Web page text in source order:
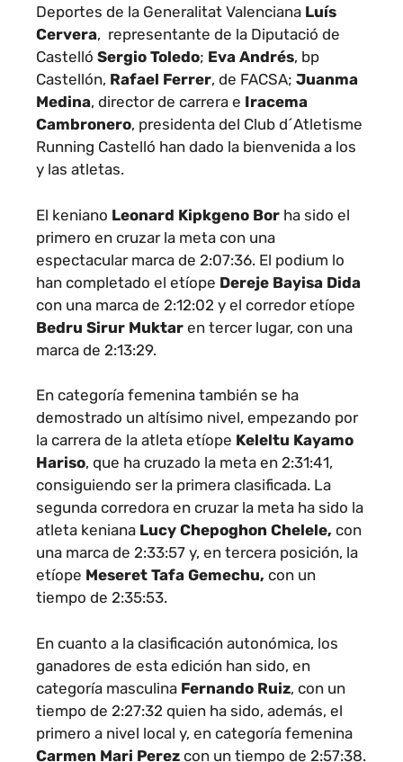
Deportes de la Generalitat Valenciana Luís
Cervera, representante de la Diputació de
Castelló Sergio Toledo; Eva Andrés, bp
Castellón, Rafael Ferrer, de FACSA; Juanma
Medina, director de carrera e Iracema
Cambronero, presidenta del Club d´Atletisme
Running Castelló han dado la bienvenida a los
y las atletas.
El keniano Leonard Kipkgeno Bor ha sido el
primero en cruzar la meta con una
espectacular marca de 2:07:36. El podium lo
han completado el etíope Dereje Bayisa Dida
con una marca de 2:12:02 y el corredor etíope
Bedru Sirur Muktar en tercer lugar, con una
marca de 2:13:29.
En categoría femenina también se ha
demostrado un altísimo nivel, empezando por
la carrera de la atleta etíope Keleltu Kayamo
Hariso, que ha cruzado la meta en 2:31:41,
consiguiendo ser la primera clasificada. La
segunda corredora en cruzar la meta ha sido la
atleta keniana Lucy Chepoghon Chelele, con
una marca de 2:33:57 y, en tercera posición, la
etíope Meseret Tafa Gemechu, con un
tiempo de 2:35:53.
En cuanto a la clasificación autonómica, los
ganadores de esta edición han sido, en
categoría masculina Fernando Ruiz, con un
tiempo de 2:27:32 quien ha sido, además, el
primero a nivel local y, en categoría femenina
Carmen Mari Perez con un tiempo de 2:57:38.